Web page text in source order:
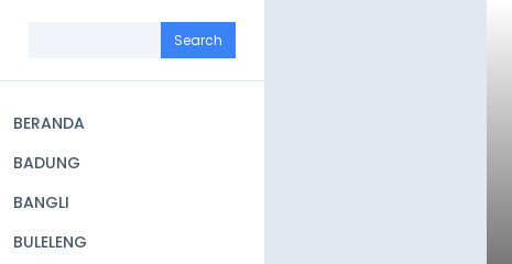
navigation
BERANDA
BADUNG
BANGLI
BULELENG